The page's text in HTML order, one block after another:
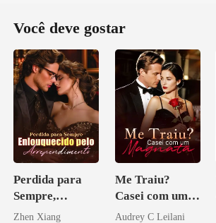
Você deve gostar
Perdida para
Sempre,
Enlouquecido
Zhen Xiang
Me Traiu?
Casei com um
Magnata
Audrey C Leilani